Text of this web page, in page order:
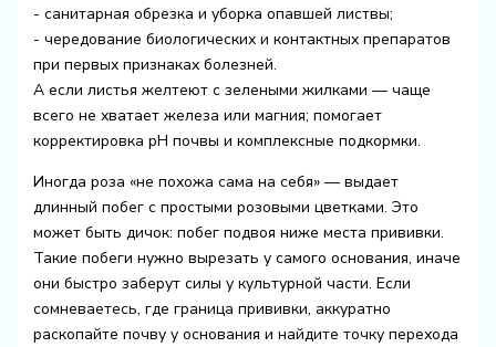
- санитарная обрезка и уборка опавшей листвы;
- чередование биологических и контактных препаратов
при первых признаках болезней.
А если листья желтеют с зелеными жилками — чаще
всего не хватает железа или магния; помогает
корректировка pH почвы и комплексные подкормки.
Иногда роза «не похожа сама на себя» — выдает
длинный побег с простыми розовыми цветками. Это
может быть дичок: побег подвоя ниже места прививки.
Такие побеги нужно вырезать у самого основания, иначе
они быстро заберут силы у культурной части. Если
сомневаетесь, где граница прививки, аккуратно
раскопайте почву у основания и найдите точку перехода